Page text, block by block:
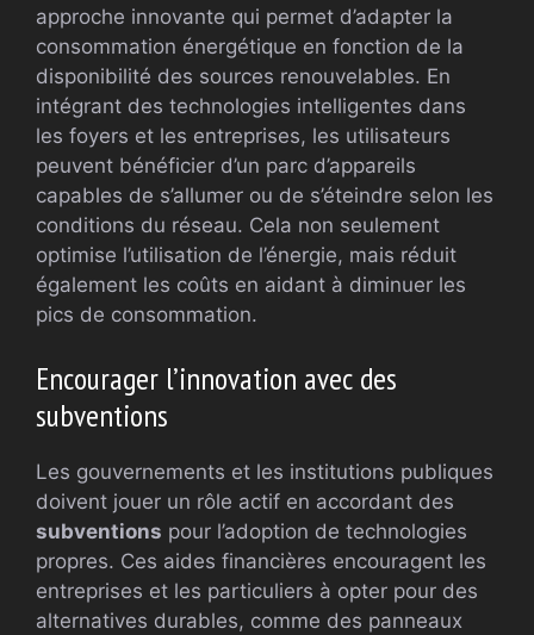
approche innovante qui permet d’adapter la
consommation énergétique en fonction de la
disponibilité des sources renouvelables. En
intégrant des technologies intelligentes dans
les foyers et les entreprises, les utilisateurs
peuvent bénéficier d’un parc d’appareils
capables de s’allumer ou de s’éteindre selon les
conditions du réseau. Cela non seulement
optimise l’utilisation de l’énergie, mais réduit
également les coûts en aidant à diminuer les
pics de consommation.
Encourager l’innovation avec des
subventions
Les gouvernements et les institutions publiques
doivent jouer un rôle actif en accordant des
subventions pour l’adoption de technologies
propres. Ces aides financières encouragent les
entreprises et les particuliers à opter pour des
alternatives durables, comme des panneaux